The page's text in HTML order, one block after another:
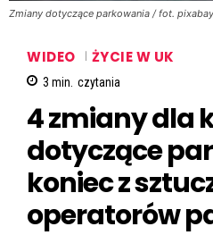
Zmiany dotyczące parkowania / fot. pixabay
WIDEO ŻYCIE W UK
3 min. czytania
4 zmiany dla
dotyczące
koniec z
operatorów